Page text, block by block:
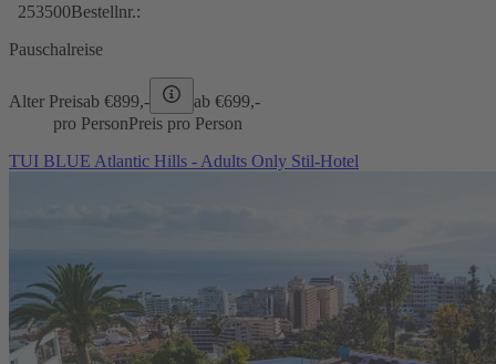
253500Bestellnr.:
Pauschalreise
Alter Preisab €899,- ab €699,-
pro PersonPreis pro Person
TUI BLUE Atlantic Hills - Adults Only Stil-Hotel